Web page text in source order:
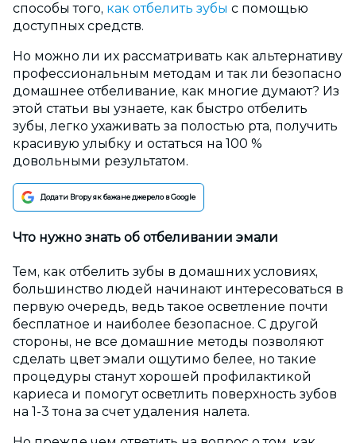
способы того, как отбелить зубы с помощью
доступных средств.
Но можно ли их рассматривать как альтернативу
профессиональным методам и так ли безопасно
домашнее отбеливание, как многие думают? Из
этой статьи вы узнаете, как быстро отбелить
зубы, легко ухаживать за полостью рта, получить
красивую улыбку и остаться на 100 %
довольными результатом.
Додати Вгору як бажане джерело в Google
Что нужно знать об отбеливании эмали
Тем, как отбелить зубы в домашних условиях,
большинство людей начинают интересоваться в
первую очередь, ведь такое осветление почти
бесплатное и наиболее безопасное. С другой
стороны, не все домашние методы позволяют
сделать цвет эмали ощутимо белее, но такие
процедуры станут хорошей профилактикой
кариеса и помогут осветлить поверхность зубов
на 1-3 тона за счет удаления налета.